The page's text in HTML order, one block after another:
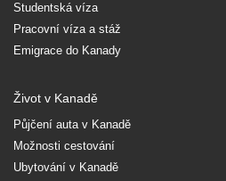
Studentská víza
Pracovní víza a stáž
Emigrace do Kanady
Život v Kanadě
Půjčení auta v Kanadě
Možnosti cestování
Ubytování v Kanadě